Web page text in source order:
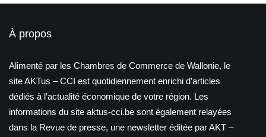
À propos
Alimenté par les Chambres de Commerce de Wallonie, le
site AKTus – CCI est quotidiennement enrichi d’articles
dédiés à l’actualité économique de votre région. Les
informations du site aktus-cci.be sont également relayées
dans la Revue de presse, une newsletter éditée par AKT –